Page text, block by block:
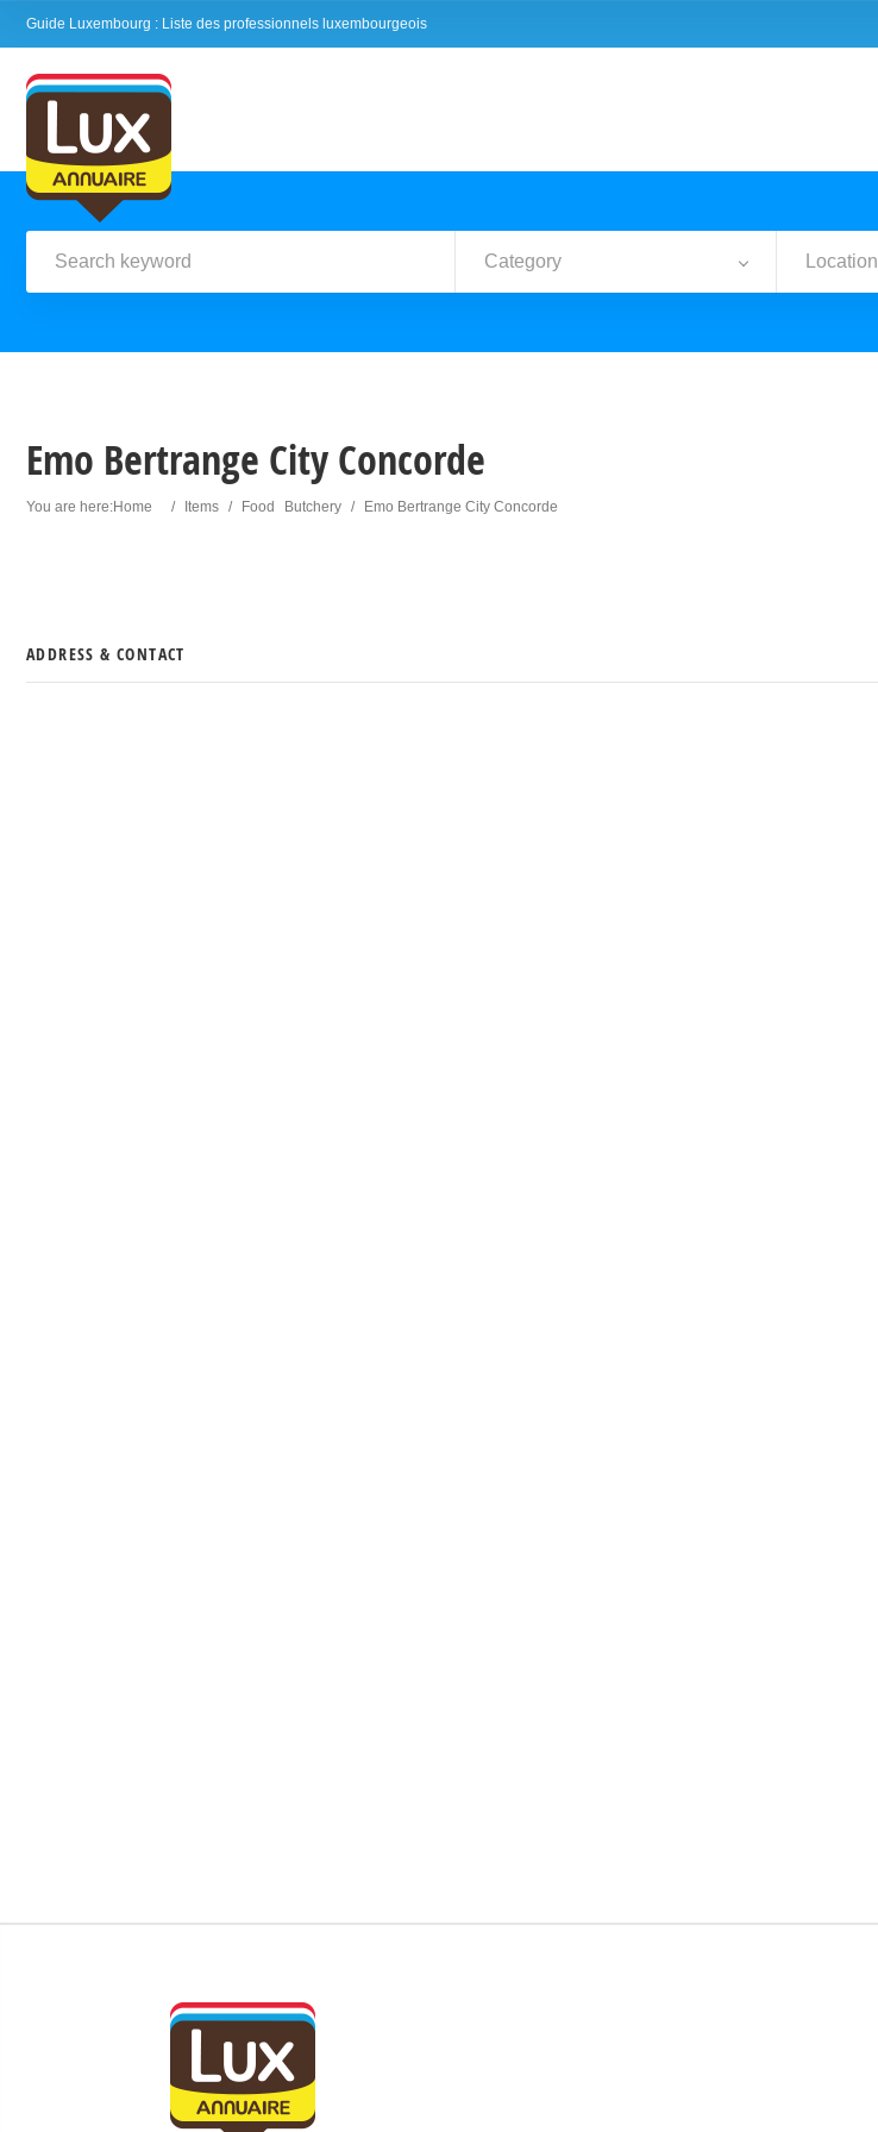
Guide Luxembourg : Liste des professionnels luxembourgeois
Category Location
Emo Bertrange City Concorde
You are here:Home / Items / Food Butchery / Emo Bertrange City Concorde
ADDRESS & CONTACT